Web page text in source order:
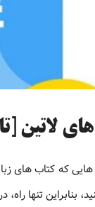
[تا 98% تخفیف]
هایی که کتاب های
بنابراین تنها